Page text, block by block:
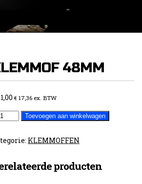
48MM
€ 17,36ex. BTW
Toevoegen aan winkelwagen
KLEMMOFFEN
producten